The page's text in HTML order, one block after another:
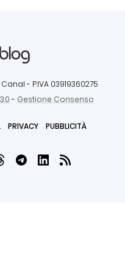
- P.IVA 03919360275
- Gestione Consenso
PRIVACY PUBBLICITÀ